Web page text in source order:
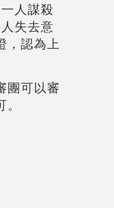
人謀殺
失去意
，認為上
團可以審